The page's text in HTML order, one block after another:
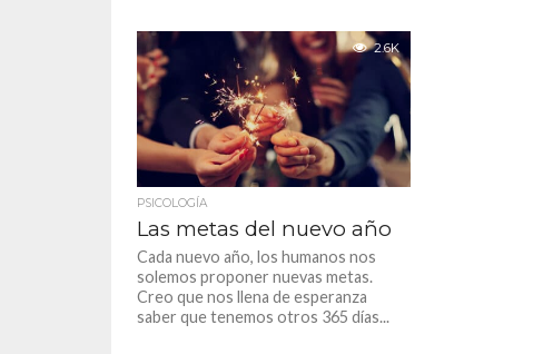
2.6K
PSICOLOGÍA
Las metas del nuevo año
Cada nuevo año, los humanos nos
solemos proponer nuevas metas.
Creo que nos llena de esperanza
saber que tenemos otros 365 días...